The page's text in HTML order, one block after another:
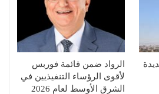
الرواد ضمن قائمة فوربس
لأقوى الرؤساء التنفيذيين في
الشرق الأوسط لعام 2026